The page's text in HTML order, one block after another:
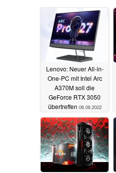
Lenovo: Neuer All-in-
One-PC mit Intel Arc
A370M soll die
GeForce RTX 3050
übertreffen 08.08.2022